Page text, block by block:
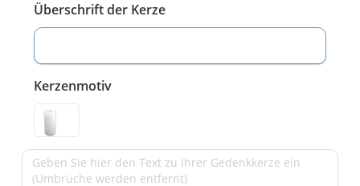
Überschrift der Kerze
Kerzenmotiv